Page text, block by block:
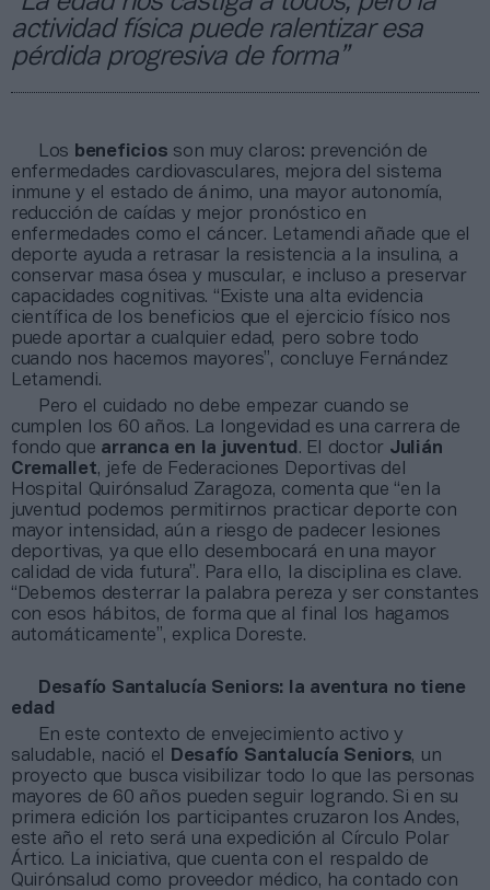
actividad física puede ralentizar esa
pérdida progresiva de forma”
Los beneficios son muy claros: prevención de
enfermedades cardiovasculares, mejora del sistema
inmune y el estado de ánimo, una mayor autonomía,
reducción de caídas y mejor pronóstico en
enfermedades como el cáncer. Letamendi añade que el
deporte ayuda a retrasar la resistencia a la insulina, a
conservar masa ósea y muscular, e incluso a preservar
capacidades cognitivas. “Existe una alta evidencia
científica de los beneficios que el ejercicio físico nos
puede aportar a cualquier edad, pero sobre todo
cuando nos hacemos mayores”, concluye Fernández
Letamendi.
Pero el cuidado no debe empezar cuando se
cumplen los 60 años. La longevidad es una carrera de
fondo que arranca en la juventud . El doctor Julián
Cremallet, jefe de Federaciones Deportivas del
Hospital Quirónsalud Zaragoza, comenta que “en la
juventud podemos permitirnos practicar deporte con
mayor intensidad, aún a riesgo de padecer lesiones
deportivas, ya que ello desembocará en una mayor
calidad de vida futura”. Para ello, la disciplina es clave.
“Debemos desterrar la palabra pereza y ser constantes
con esos hábitos, de forma que al final los hagamos
automáticamente”, explica Doreste.
Desafío Santalucía Seniors: la aventura no tiene
edad
En este contexto de envejecimiento activo y
saludable, nació el
Desafío Santalucía Seniors, un
proyecto que busca visibilizar todo lo que las personas
mayores de 60 años pueden seguir logrando. Si en su
primera edición los participantes cruzaron los Andes,
este año el reto será una expedición al Círculo Polar
Ártico. La iniciativa, que cuenta con el respaldo de
Quirónsalud como proveedor médico, ha contado con